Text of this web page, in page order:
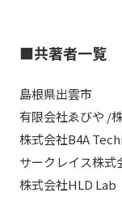
■共著者一覧
島根県出雲市
有限会社ゑびや /
株式会社B4A
サークレイス株式
株式会社HLD Lab